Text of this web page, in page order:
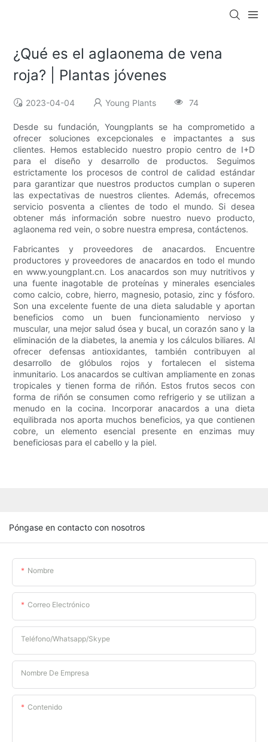
¿Qué es el aglaonema de vena
roja? | Plantas jóvenes
2023-04-04 Young Plants 74
Desde su fundación, Youngplants se ha comprometido a
ofrecer soluciones excepcionales e impactantes a sus
clientes. Hemos establecido nuestro propio centro de I+D
para el diseño y desarrollo de productos. Seguimos
estrictamente los procesos de control de calidad estándar
para garantizar que nuestros productos cumplan o superen
las expectativas de nuestros clientes. Además, ofrecemos
servicio posventa a clientes de todo el mundo. Si desea
obtener más información sobre nuestro nuevo producto,
aglaonema red vein, o sobre nuestra empresa, contáctenos.
Fabricantes y proveedores de anacardos. Encuentre
productores y proveedores de anacardos en todo el mundo
en www.youngplant.cn. Los anacardos son muy nutritivos y
una fuente inagotable de proteínas y minerales esenciales
como calcio, cobre, hierro, magnesio, potasio, zinc y fósforo.
Son una excelente fuente de una dieta saludable y aportan
beneficios como un buen funcionamiento nervioso y
muscular, una mejor salud ósea y bucal, un corazón sano y la
eliminación de la diabetes, la anemia y los cálculos biliares. Al
ofrecer defensas antioxidantes, también contribuyen al
desarrollo de glóbulos rojos y fortalecen el sistema
inmunitario. Los anacardos se cultivan ampliamente en zonas
tropicales y tienen forma de riñón. Estos frutos secos con
forma de riñón se consumen como refrigerio y se utilizan a
menudo en la cocina. Incorporar anacardos a una dieta
equilibrada nos aporta muchos beneficios, ya que contienen
cobre, un elemento esencial presente en enzimas muy
beneficiosas para el cabello y la piel.
Póngase en contacto con nosotros
Nombre
Correo Electrónico
Teléfono/whatsapp/skype
Nombre De Empresa
Contenido